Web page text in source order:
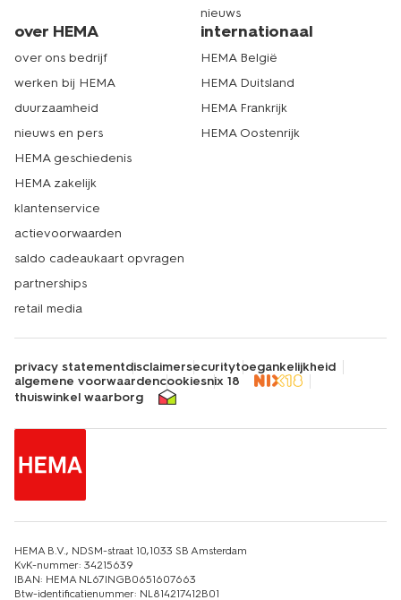
nieuws
over HEMA
over ons bedrijf
werken bij HEMA
duurzaamheid
nieuws en pers
HEMA geschiedenis
HEMA zakelijk
klantenservice
actievoorwaarden
saldo cadeaukaart opvragen
partnerships
retail media
internationaal
HEMA België
HEMA Duitsland
HEMA Frankrijk
HEMA Oostenrijk
privacy statementdisclaimersecuritytoegankelijkheid
algemene voorwaardencookiesnix 18
thuiswinkel waarborg
HEMA B.V., NDSM-straat 10,1033 SB Amsterdam
KvK-nummer: 34215639
IBAN: HEMA NL67INGB0651607663
Btw-identificatienummer: NL814217412B01